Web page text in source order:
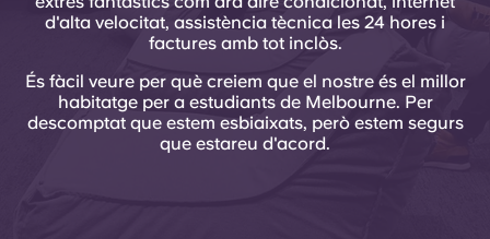
d'alta velocitat, assistència tècnica les 24 hores i
factures amb tot inclòs.
És fàcil veure per què creiem que el nostre és el millor
habitatge per a estudiants de Melbourne. Per
descomptat que estem esbiaixats, però estem segurs
que estareu d'acord.